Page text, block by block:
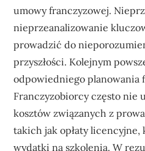
umowy franczyzowej.
nieprzeanalizowanie
prowadzić do
przyszłości. Kolejnym
odpowiedniego planowania
Franczyzobiorcy często nie
kosztów związanych z
takich jak opłaty
wydatki na szkolenia. W